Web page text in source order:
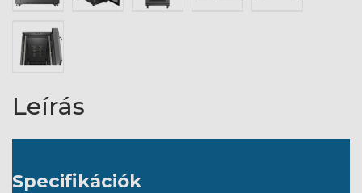
Leírás
Specifikációk